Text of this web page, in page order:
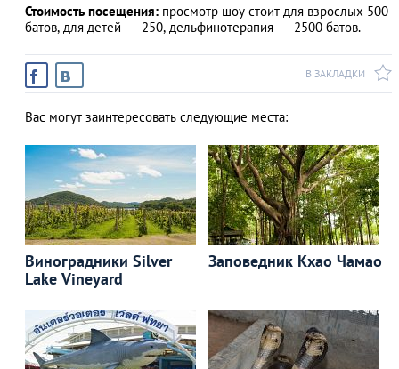
Стоимость посещения: просмотр шоу стоит для взрослых 500
батов, для детей — 250, дельфинотерапия — 2500 батов.
В ЗАКЛАДКИ
Вас могут заинтересовать следующие места:
Виноградники Silver
Lake Vineyard
Заповедник Кхао Чамао